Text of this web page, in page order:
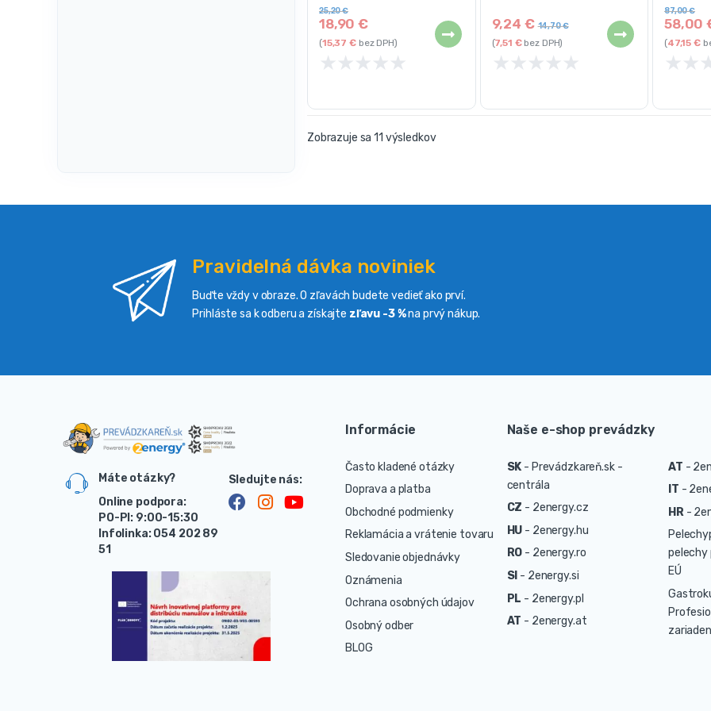
18,90€
25,20€
(15,37€bez DPH)
★ ★ ★ ★ ★
9,24 € 14,70€
(7,51 €bez DPH)
★ ★ ★ ★ ★
58,00
87,00€
(47,15€
★ ★
Zobrazuje sa 11 výsledkov
Pravidelná dávka noviniek
Buďte vždy v obraze. O zľavách budete vedieť ako prví.
Prihláste sa k odberu a získajte zľavu -3 %na prvý nákup.
Máte otázky?
Online podpora:
PO-PI: 9:00-15:30
Infolinka: 054 202 89
51
Informácie
Často kladené otázky
Doprava a platba
Obchodné podmienky
Reklamácia a vrátenie tovaru
Sledovanie objednávky
Oznámenia
Ochrana osobných údajov
Osobný odber
BLOG
Naše e-shop prevádzky
SK - Prevádzkareň.sk -
centrála
CZ - 2energy.cz
HU - 2energy.hu
RO - 2energy.ro
SI - 2energy.si
PL - 2energy.pl
AT - 2energy.at
AT -
IT -
HR-
pelechy
EÚ